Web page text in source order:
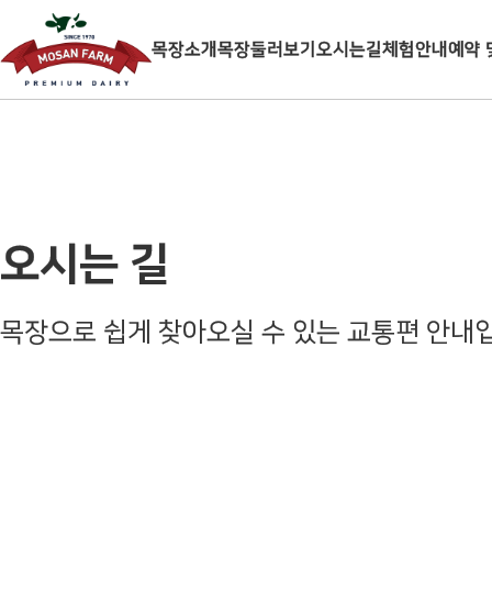
목장소개목장둘러보기 오시는길체험안내예약
오시는 길
목장으로 쉽게 찾아오실 수 있는 교통편 안내